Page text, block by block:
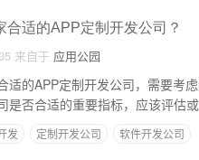
合适的APP定制开发公司？
来自于 应用公园
开发公司，需要考虑哪些因素？ 1、设计和研发能力。开发公
是否合适的重要指标，应该评估
发 定制开发公司 软件开发公司